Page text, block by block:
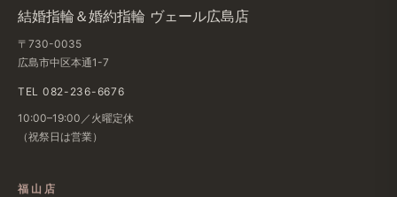
結婚​指輪＆婚約指輪 ヴェール​広島店
〒730-0035
広島市中区本通1-7
TEL 082-236-6676
10:00–19:00／火曜定休
（祝祭日は​営業）
福山店